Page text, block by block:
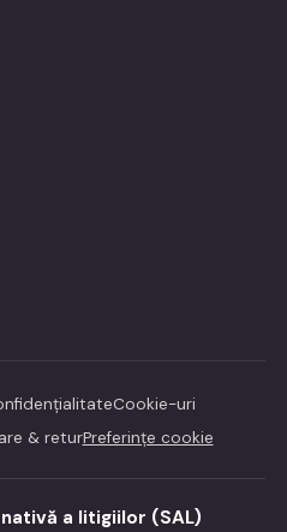
Cookie-uri
& returPreferințe cookie
a litigiilor (SAL)